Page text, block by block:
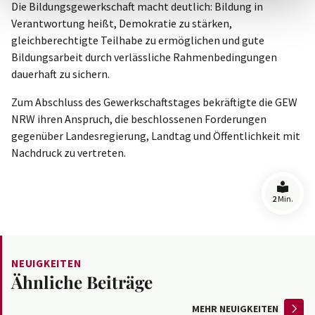
2 Min.
Die Bildungsgewerkschaft macht deutlich: Bildung in
Verantwortung heißt, Demokratie zu stärken,
gleichberechtigte Teilhabe zu ermöglichen und gute
Bildungsarbeit durch verlässliche Rahmenbedingungen
dauerhaft zu sichern.
Zum Abschluss des Gewerkschaftstages bekräftigte die GEW
NRW ihren Anspruch, die beschlossenen Forderungen
gegenüber Landesregierung, Landtag und Öffentlichkeit mit
Nachdruck zu vertreten.
NEUIGKEITEN
Ähnliche Beiträge
MEHR NEUIGKEITEN